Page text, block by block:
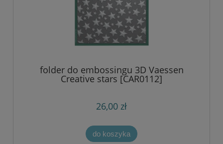
folder do embossingu 3D Vaessen
Creative stars [CAR0112]
26,00 zł
do koszyka